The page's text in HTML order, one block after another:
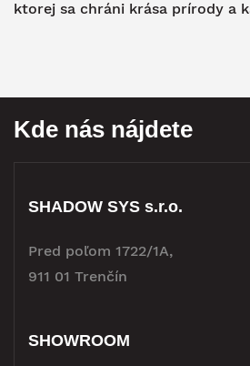
ktorej sa chráni krása prírody a
Kde nás nájdete
SHADOW SYS s.r.o.
Pred poľom 1722/1A,
911 01 Trenčín
SHOWROOM